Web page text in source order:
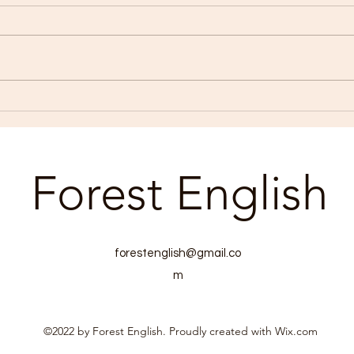
Are you looking for a place to
teacher at all times? We
Forest English
forestenglish@gmail.co
m
©2022 by Forest English. Proudly created with Wix.com